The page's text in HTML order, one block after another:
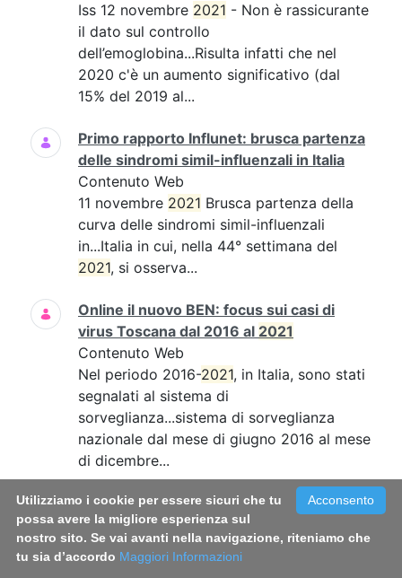
Iss 12 novembre 2021 - Non è rassicurante
il dato sul controllo
dell’emoglobina...Risulta infatti che nel
2020 c'è un aumento significativo (dal
15% del 2019 al...
Primo rapporto Influnet: brusca partenza
delle sindromi simil-influenzali in Italia
Contenuto Web
11 novembre 2021 Brusca partenza della
curva delle sindromi simil-influenzali
in...Italia in cui, nella 44° settimana del
2021, si osserva...
Online il nuovo BEN: focus sui casi di
virus Toscana dal 2016 al 2021
Contenuto Web
Nel periodo 2016-2021, in Italia, sono stati
segnalati al sistema di
sorveglianza...sistema di sorveglianza
nazionale dal mese di giugno 2016 al mese
di dicembre...
Long Covid: le donne sembrano più
colpite. Una sfida per la medicina di
genere
Contenuto Web
Acconsento
Utilizziamo i cookie per essere sicuri che tu
possa avere la migliore esperienza sul
nostro sito. Se vai avanti nella navigazione, riteniamo che
tu sia d’accordo Maggiori Informazioni